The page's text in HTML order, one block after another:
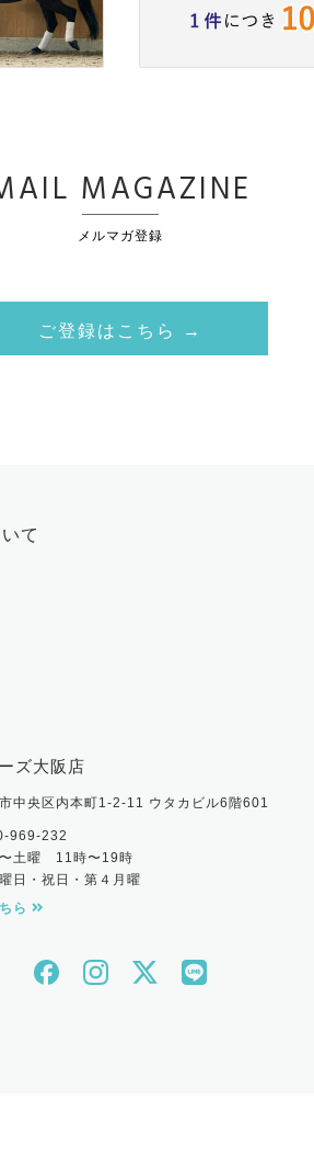
MAGAZINE
メルマガ登録
ご登録はこちら →
て
ズ大阪店
中央区内本町1-2-11 ウタカビル6階601
969-232
土曜 11時〜19時
日・祝日・第４月曜
ら